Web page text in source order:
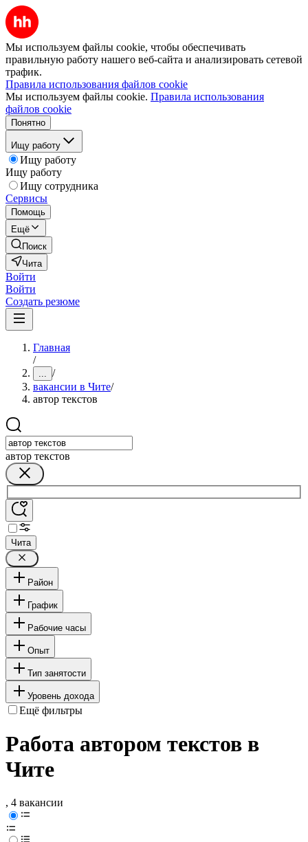
Мы используем файлы cookie, чтобы обеспечивать
правильную работу нашего веб-сайта и анализировать сетевой
трафик.
Правила использования файлов cookie
Мы используем файлы cookie. Правила использования
файлов cookie
Понятно
Ищу работу
Ищу работу
Ищу работу
Ищу сотрудника
Сервисы
Помощь
Ещё
Поиск
Чита
Войти
Войти
Создать резюме
Главная
/
... /
вакансии в Чите/
автор текстов
автор текстов
Чита
Район
График
Рабочие часы
Опыт
Тип занятости
Уровень дохода
Ещё фильтры
Работа автором текстов в
Чите
, 4 вакансии